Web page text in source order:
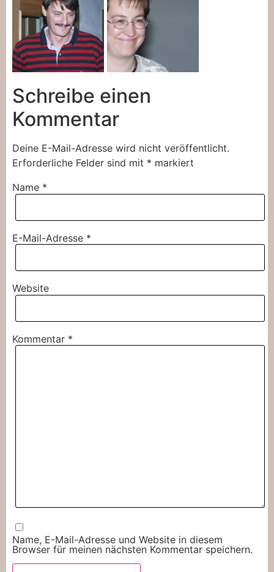
Schreibe einen
Kommentar
Deine E-Mail-Adresse wird nicht veröffentlicht.
Erforderliche Felder sind mit * markiert
Name *
E-Mail-Adresse *
Website
Kommentar *
Name, E-Mail-Adresse und Website in diesem
Browser für meinen nächsten Kommentar speichern.